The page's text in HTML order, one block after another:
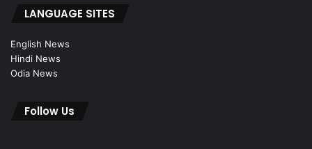
LANGUAGE SITES
English News
Hindi News
Odia News
Follow Us